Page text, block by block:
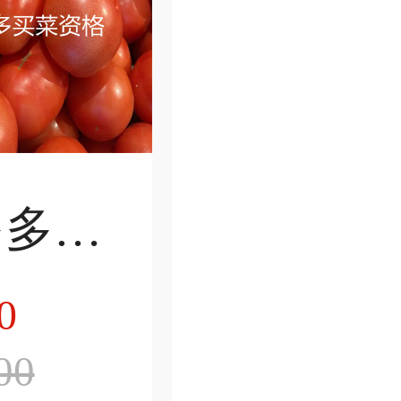
拼多多买菜资格